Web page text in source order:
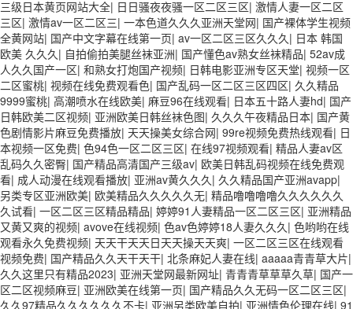
三级日本黄页网站大全| 日日骚夜夜骚一区二区三区| 激情人妻一区二区
三区| 激情av一区二区三| 一本色道久久久亚洲天堂网| 国产裸体学生视频
全黄网站| 国产中文字幕在线第一页| av一区二区三区久久久 | 日本 韩国
欧美 久久久 | 自拍偷拍美腿丝袜亚洲| 国产懂色av熟女丝袜精品| 52av成
人久久国产一区| 和熟女打炮国产视频| 日韩电影亚洲专区天堂| 视频一区
二区蜜桃| 视频在线免费观看色| 国产乱码一区二区三区四区| 久久精品
9999蜜桃| 高潮喷水在线欧美| 麻豆96在线观看| 日本五十路人妻hd| 国产
日韩欧美二区视频| 亚洲欧美日韩丝袜色图| 久久久午夜精品日本| 国产黄
色剧情影片麻豆免费播放| 天天操美女综合网| 99re视频免费热线观看| 日
本视频一区免费| 色94色一区二区三区| 在线97视频观看| 精品人妻av区
乱码久久密臀| 国产精品高清国产三级av| 欧美日韩乱码视频在线免费观
看| 成人动漫在线观看播放| 亚洲av黄久久久 | 久久精品国产亚洲avapp|
另类专区亚洲欧美| 欧美精品久久久久久无| 精品噜噜噜噜久久久久久久
久试看| 一区二区三区精品精品| 婷婷91人妻精品一区二区三区| 亚洲精品
又黄又爽的视频| avove在线视频| 色av色婷婷18人妻久久久 | 色哟哟在线
观看永久免费视频| 天天干天天日天天操天天爽| 一区二区三区在线观看
视频免费| 国产精品久久天干天干| 北条麻妃人妻在线| aaaaa青青草大片|
久久这里只有精品2023| 亚洲天堂网最新网址| 青青青草草草久草| 国产一
区二区视频麻豆| 亚洲欧美在线第一页| 国产精品久久无码一区二区三区|
久久97精品久久久久久久不卡| 亚洲另类欧美自拍| 亚洲情色伦理在线| 91